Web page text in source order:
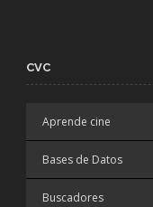
CVC
Aprende cine
Bases de Datos
Buscadores